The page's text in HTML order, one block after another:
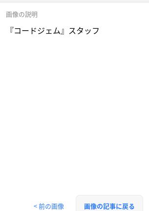
画像の説明
『コードジェム』スタッフ
< 前の画像 画像の記事に戻る